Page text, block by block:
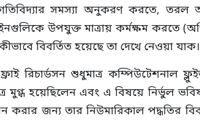
সমস্যা অনুকরণ করতে, তরল
উপযুক্ত মাত্রায় কর্মক্ষম করতে
বিবর্তিত হয়েছে তা দেখে নেওয়া যাক।
রিচার্ডসন শুধুমাত্র কম্পিউটেশনাল
মুগ্ধ হয়েছিলেন এবং এ বিষয়ে নির্ভুল
করার জন্য তার নিউমারিকাল পদ্ধতির